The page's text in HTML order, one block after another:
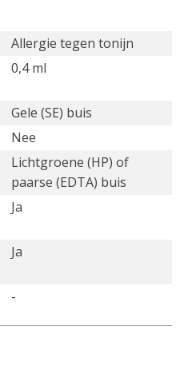
Allergie tegen tonijn
0,4 ml
Gele (SE) buis
Nee
Lichtgroene (HP) of
paarse (EDTA) buis
Ja
Ja
-